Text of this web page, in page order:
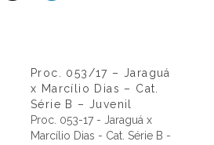
Proc. 053/17 – Jaraguá
x Marcílio Dias – Cat.
Série B – Juvenil
Proc. 053-17 - Jaraguá x
Marcílio Dias - Cat. Série B -